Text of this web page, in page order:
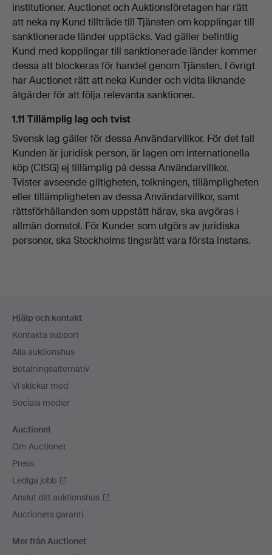
institutioner. Auctionet och Auktionsföretagen har rätt
att neka ny Kund tillträde till Tjänsten om kopplingar till
sanktionerade länder upptäcks. Vad gäller befintlig
Kund med kopplingar till sanktionerade länder kommer
dessa att blockeras för handel genom Tjänsten. I övrigt
har Auctionet rätt att neka Kunder och vidta liknande
åtgärder för att följa relevanta sanktioner.
1.11 Tillämplig lag och tvist
Svensk lag gäller för dessa Användarvillkor. För det fall
Kunden är juridisk person, är lagen om internationella
köp (CISG) ej tillämplig på dessa Användarvillkor.
Tvister avseende giltigheten, tolkningen, tillämpligheten
eller tillämpligheten av dessa Användarvillkor, samt
rättsförhållanden som uppstått härav, ska avgöras i
allmän domstol. För Kunder som utgörs av juridiska
personer, ska Stockholms tingsrätt vara första instans.
Hjälp och kontakt
Kontakta support
Alla auktionshus
Betalningsalternativ
Vi skickar med
Sociala medier
Auctionet
Om Auctionet
Press
Lediga jobb
Anslut ditt auktionshus
Auctionets garanti
Mer från Auctionet